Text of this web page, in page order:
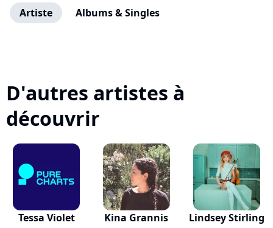
Artiste Albums & Singles
D'autres artistes à
découvrir
Tessa Violet Kina Grannis Lindsey Stirling